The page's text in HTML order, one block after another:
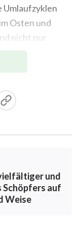
Umlaufzyklen
Osten und
nicht nur
markieren durch
Feste und
Ergänzung
– Frühling,
der
und
auf
Weise